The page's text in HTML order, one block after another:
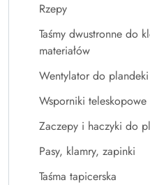
Rzepy
Taśmy dwustronne do
materiałów
Wentylator do plandeki
Wsporniki teleskopowe
Zaczepy i haczyki do
Pasy, klamry, zapinki
Taśma tapicerska